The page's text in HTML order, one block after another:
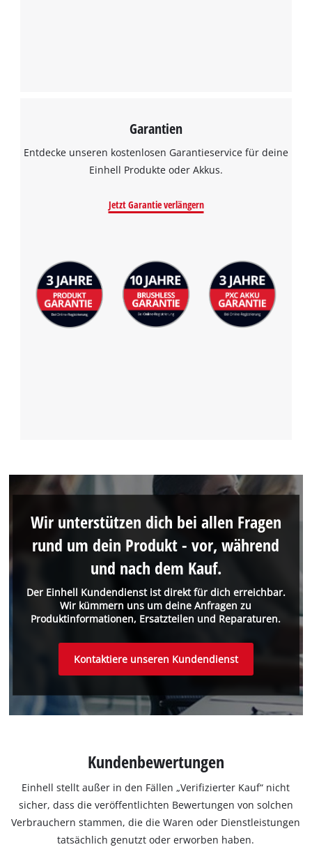
Powered byUsercentrics Consent
Management Platform
Garantien
Entdecke unseren kostenlosen Garantieservice für deine
Einhell Produkte oder Akkus.
Jetzt Garantie verlängern
Der Einhell Kundendienst ist direkt für dich erreichbar.
Wir kümmern uns um deine Anfragen zu
Produktinformationen, Ersatzteilen und Reparaturen.
Wir unterstützen dich bei allen Fragen
rund um dein Produkt - vor, während
und nach dem Kauf.
Kontaktiere unseren Kundendienst
Kundenbewertungen
Einhell stellt außer in den Fällen „Verifizierter Kauf“ nicht
sicher, dass die veröffentlichten Bewertungen von solchen
Verbrauchern stammen, die die Waren oder Dienstleistungen
tatsächlich genutzt oder erworben haben.